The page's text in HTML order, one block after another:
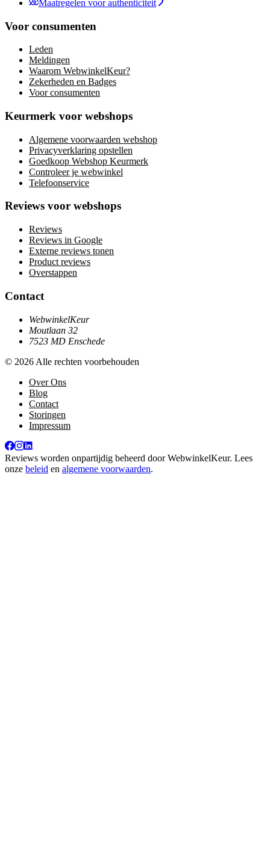
Maatregelen voor authenticiteit
Voor consumenten
Leden
Meldingen
Waarom WebwinkelKeur?
Zekerheden en Badges
Voor consumenten
Keurmerk voor webshops
Algemene voorwaarden webshop
Privacyverklaring opstellen
Goedkoop Webshop Keurmerk
Controleer je webwinkel
Telefoonservice
Reviews voor webshops
Reviews
Reviews in Google
Externe reviews tonen
Product reviews
Overstappen
Contact
WebwinkelKeur
Moutlaan 32
7523 MD Enschede
© 2026 Alle rechten voorbehouden
Over Ons
Blog
Contact
Storingen
Impressum
Reviews worden onpartijdig beheerd doorWebwinkelKeur. Lees
onze beleid en algemene voorwaarden.